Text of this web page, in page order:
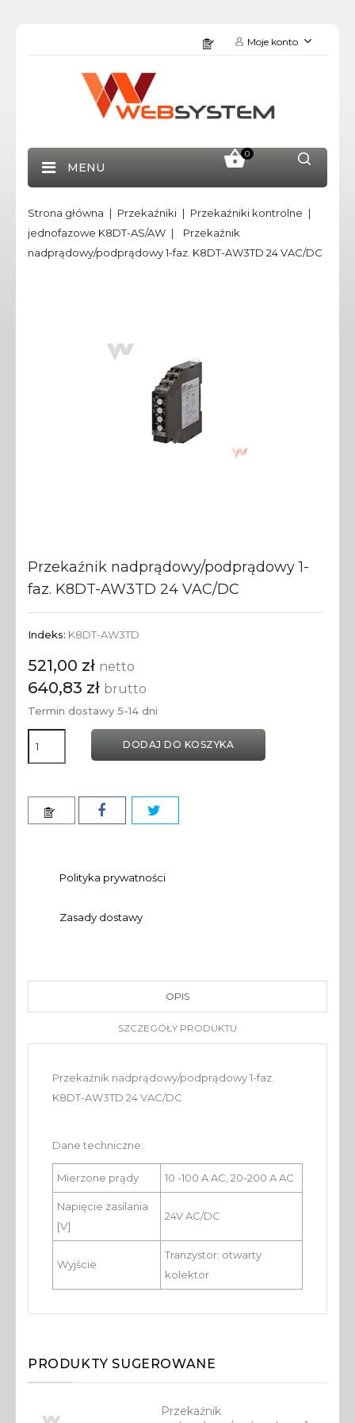
Moje konto
0
MENU
Strona główna Przekaźniki
Przekaźniki kontrolne
jednofazowe K8DT-AS/AW
Przekaźnik
nadprądowy/podprądowy 1-faz. K8DT-AW3TD 24 VAC/DC
Przekaźnik nadprądowy/podprądowy 1-
faz. K8DT-AW3TD 24 VAC/DC
Indeks: K8DT-AW3TD
521,00 zł netto
640,83 zł brutto
Termin dostawy 5-14 dni
DODAJ DO KOSZYKA
Polityka prywatności
Zasady dostawy
OPIS
SZCZEGÓŁY PRODUKTU
Przekaźnik nadprądowy/podprądowy 1-faz.
K8DT-AW3TD 24 VAC/DC
Dane techniczne:
Mierzone prądy 10 -100 A AC, 20-200 A AC
Napięcie zasilania
[V]
24V AC/DC
Wyjście
Tranzystor: otwarty
kolektor
PRODUKTY SUGEROWANE
Przekaźnik